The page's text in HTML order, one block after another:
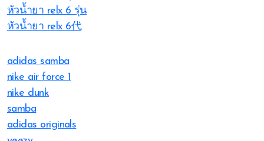
หัวน้ำยา relx 6 รุ่น
หัวน้ำยา relx 6代
adidas samba
nike air force 1
nike dunk
samba
adidas originals